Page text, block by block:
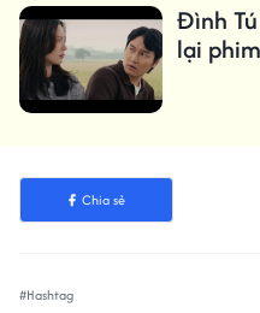
Đình
lại
Chia sẻ
#Hashtag